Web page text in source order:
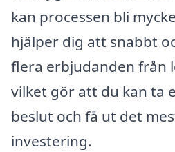
kan processen bli
hjälper dig att snabbt
flera erbjudanden från
vilket gör att du kan ta
beslut och få ut det
investering.